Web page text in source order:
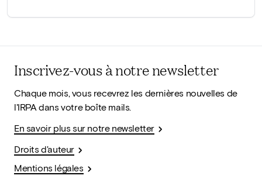
Inscrivez-vous à notre newsletter
Chaque mois, vous recevrez les dernières nouvelles de
l'IRPA dans votre boîte mails.
En savoir plus sur notre newsletter
Droits d'auteur
Mentions légales